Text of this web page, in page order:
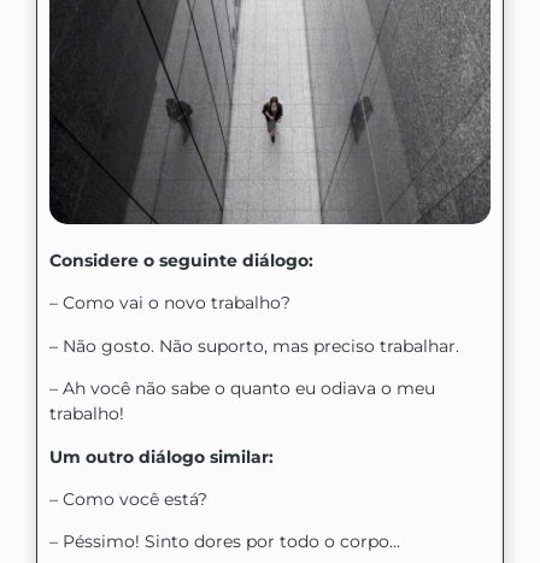
Considere o seguinte diálogo:
– Como vai o novo trabalho?
– Não gosto. Não suporto, mas preciso trabalhar.
– Ah você não sabe o quanto eu odiava o meu
trabalho!
Um outro diálogo similar:
– Como você está?
– Péssimo! Sinto dores por todo o corpo…